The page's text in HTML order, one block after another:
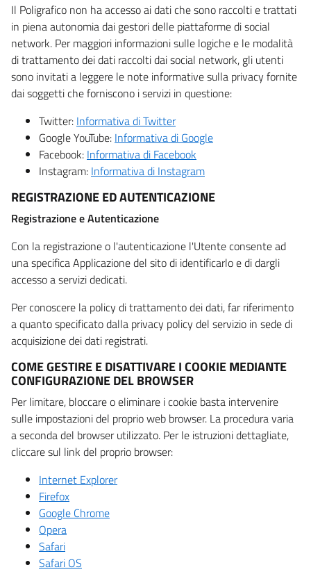
Il Poligrafico non ha accesso ai dati che sono raccolti e trattati
in piena autonomia dai gestori delle piattaforme di social
network. Per maggiori informazioni sulle logiche e le modalità
di trattamento dei dati raccolti dai social network, gli utenti
sono invitati a leggere le note informative sulla privacy fornite
dai soggetti che forniscono i servizi in questione:
Twitter: Informativa di Twitter
Google YouTube: Informativa di Google
Facebook: Informativa di Facebook
Instagram: Informativa di Instagram
REGISTRAZIONE ED AUTENTICAZIONE
Registrazione e Autenticazione
Con la registrazione o l'autenticazione l'Utente consente ad
una specifica Applicazione del sito di identificarlo e di dargli
accesso a servizi dedicati.
Per conoscere la policy di trattamento dei dati, far riferimento
a quanto specificato dalla privacy policy del servizio in sede di
acquisizione dei dati registrati.
COME GESTIRE E DISATTIVARE I COOKIE MEDIANTE
CONFIGURAZIONE DEL BROWSER
Per limitare, bloccare o eliminare i cookie basta intervenire
sulle impostazioni del proprio web browser. La procedura varia
a seconda del browser utilizzato. Per le istruzioni dettagliate,
cliccare sul link del proprio browser:
Internet Explorer
Firefox
Google Chrome
Opera
Safari
Safari OS